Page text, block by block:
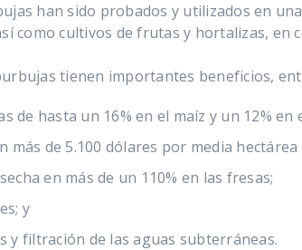
han sido probados y utilizados en
como cultivos de frutas y hortalizas, en
tienen importantes beneficios,
de hasta un 16% en el maíz y un 12% en
de 5.100 dólares por media hectárea
en más de un 110% en las fresas;
y
y filtración de las aguas subterráneas.